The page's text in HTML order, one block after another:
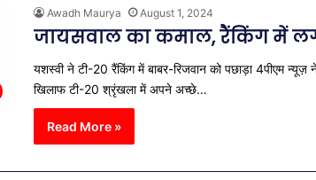
Awadh Maurya August 1, 2024
जायसवाल का कमाल, रैंकिंग में
यशस्वी ने टी-20 रैंकिंग में बाबर-रिजवान को पछाड़ा 4पीएम
खिलाफ टी-20 श्रृंखला में अपने अच्छे…
Read More »